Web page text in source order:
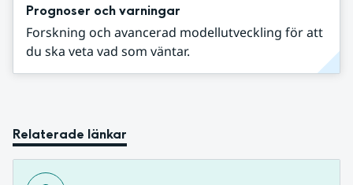
Prognoser och varningar
Forskning och avancerad modellutveckling för att
du ska veta vad som väntar.
Relaterade länkar